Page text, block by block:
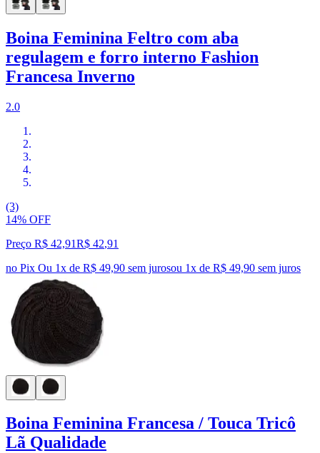
Boina Feminina Feltro com aba
regulagem e forro interno Fashion
Francesa Inverno
2.0
(3)
14% OFF
Preço R$ 42,91R$ 42,91
no Pix Ou 1x de R$ 49,90 sem jurosou 1x de R$ 49,90 sem juros
Boina Feminina Francesa / Touca Tricô
Lã Qualidade